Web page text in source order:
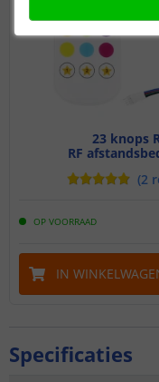
23 knops
RF
(2
OP VOORRAAD
IN
Specificaties